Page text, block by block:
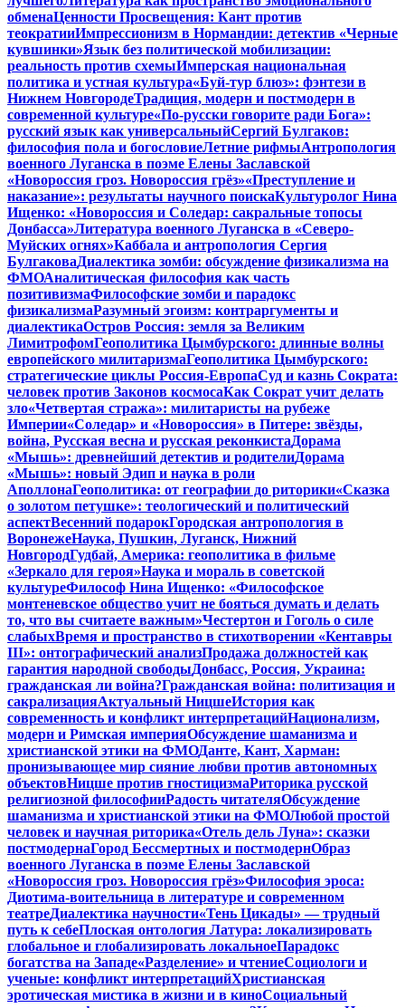
обменаЦенности Просвещения: Кант против
теократииИмпрессионизм в Нормандии: детектив «Черные
кувшинки»Язык без политической мобилизации:
реальность против схемыИмперская национальная
политика и устная культура«Буй-тур блюз»: фэнтези в
Нижнем НовгородеТрадиция, модерн и постмодерн в
современной культуре«По-русски говорите ради Бога»:
русский язык как универсальныйСергий Булгаков:
философия пола и богословиеЛетние рифмыАнтропология
военного Луганска в поэме Елены Заславской
«Новороссия гроз. Новороссия грёз»«Преступление и
наказание»: результаты научного поискаКультуролог Нина
Ищенко: «Новороссия и Соледар: сакральные топосы
Донбасса»Литература военного Луганска в «Северо-
Муйских огнях»Каббала и антропология Сергия
БулгаковаДиалектика зомби: обсуждение физикализма на
ФМОАналитическая философия как часть
позитивизмаФилософские зомби и парадокс
физикализмаРазумный эгоизм: контраргументы и
диалектикаОстров Россия: земля за Великим
ЛимитрофомГеополитика Цымбурского: длинные волны
европейского милитаризмаГеополитика Цымбурского:
стратегические циклы Россия-ЕвропаСуд и казнь Сократа:
человек против Законов космосаКак Сократ учит делать
зло«Четвертая стража»: милитаристы на рубеже
Империи«Соледар» и «Новороссия» в Питере: звёзды,
война, Русская весна и русская реконкистаДорама
«Мышь»: древнейший детектив и родителиДорама
«Мышь»: новый Эдип и наука в роли
АполлонаГеополитика: от географии до риторики«Сказка
о золотом петушке»: теологический и политический
аспектВесенний подарокГородская антропология в
ВоронежеНаука, Пушкин, Луганск, Нижний
НовгородГудбай, Америка: геополитика в фильме
«Зеркало для героя»Наука и мораль в советской
культуреФилософ Нина Ищенко: «Философское
монтеневское общество учит не бояться думать и делать
то, что вы считаете важным»Честертон и Гоголь о силе
слабыхВремя и пространство в стихотворении «Кентавры
III»: онтографический анализПродажа должностей как
гарантия народной свободыДонбасс, Россия, Украина:
гражданская ли война?Гражданская война: политизация и
сакрализацияАктуальный НицшеИстория как
современность и конфликт интерпретацийНационализм,
модерн и Римская империяОбсуждение шаманизма и
христианской этики на ФМОДанте, Кант, Харман:
пронизывающее мир сияние любви против автономных
объектовНицше против гностицизмаРиторика русской
религиозной философииРадость читателяОбсуждение
шаманизма и христианской этики на ФМОЛюбой простой
человек и научная риторика«Отель дель Луна»: сказки
постмодернаГород Бессмертных и постмодернОбраз
военного Луганска в поэме Елены Заславской
«Новороссия гроз. Новороссия грёз»Философия эроса:
Диотима-воительница в литературе и современном
театреДиалектика научности«Тень Цикады» — трудный
путь к себеПлоская онтология Латура: локализировать
глобальное и глобализировать локальноеПарадокс
богатства на Западе«Разделение» и чтениеСоциологи и
ученые: конфликт интерпретацийХристианская
эротическая мистика в жизни и в киноСоциальный